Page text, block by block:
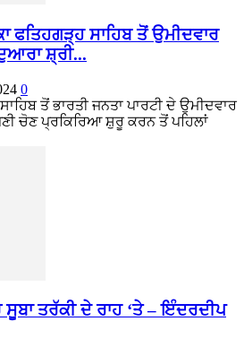
ਫਤਿਹਗੜ੍ਹ ਸਾਹਿਬ ਤੋਂ ਉਮੀਦਵਾਰ
ਸ਼੍ਰੀ...
0
ਤੋਂ ਭਾਰਤੀ ਜਨਤਾ ਪਾਰਟੀ ਦੇ ਉਮੀਦਵਾਰ
ਚੋਣ ਪ੍ਰਕਿਰਿਆ ਸ਼ੁਰੂ ਕਰਨ ਤੋਂ ਪਹਿਲਾਂ
ਤਰੱਕੀ ਦੇ ਰਾਹ ‘ਤੇ – ਇੰਦਰਦੀਪ